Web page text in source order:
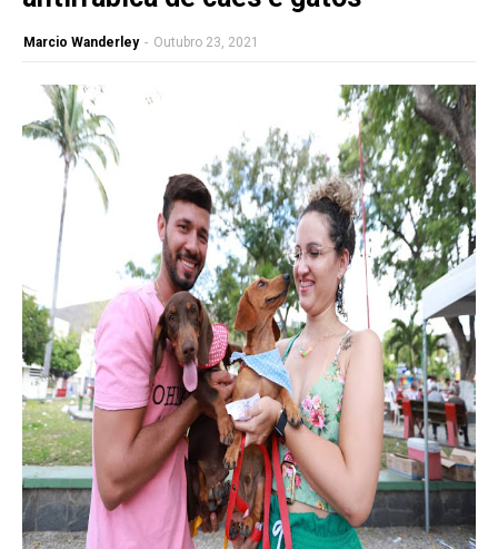
Marcio Wanderley - Outubro 23, 2021